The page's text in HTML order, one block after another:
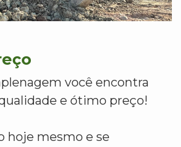
você encontra
e ótimo preço!
hoje mesmo e se